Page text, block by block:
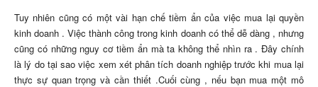
Tuy nhiên cũng có một vài hạn chế tiềm ẩn của việc mua lại quyền
kinh doanh . Việc thành công trong kinh doanh có thể dễ dàng , nhưng
cũng có những nguy cơ tiềm ẩn mà ta không thể nhìn ra . Đây chính
là lý do tại sao việc xem xét phân tích doanh nghiệp trước khi mua lại
thực sự quan trọng và cần thiết .Cuối cùng , nếu bạn mua một mô